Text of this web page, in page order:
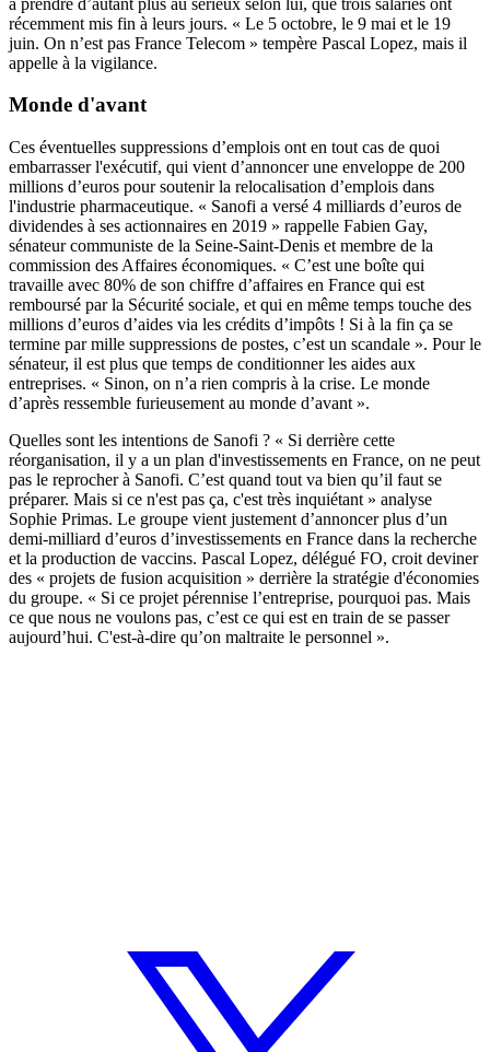
récemment mis fin à leurs jours. « Le 5 octobre, le 9 mai et le 19
juin. On n’est pas France Telecom » tempère Pascal Lopez, mais il
appelle à la vigilance.
Monde d'avant
Ces éventuelles suppressions d’emplois ont en tout cas de quoi
embarrasser l'exécutif, qui vient d’annoncerune enveloppe de 200
millions d’euros pour soutenir la relocalisation d’emplois dans
l'industrie pharmaceutique. « Sanofi a versé 4 milliards d’euros de
dividendes à ses actionnaires en 2019 » rappelle Fabien Gay,
sénateur communiste de la Seine-Saint-Denis et membre de la
commission des Affaires économiques. « C’est une boîte qui
travaille avec 80% de son chiffre d’affaires en France qui est
remboursé par la Sécurité sociale, et qui en même temps touche des
millions d’euros d’aides via les crédits d’impôts ! Si à la fin ça se
termine par mille suppressions de postes, c’est un scandale ». Pour le
sénateur, il est plus que temps de conditionner les aides aux
entreprises. « Sinon, on n’a rien compris à la crise. Le monde
d’après ressemble furieusement au monde d’avant ».
Quelles sont les intentions de Sanofi ? « Si derrière cette
réorganisation, il y a un plan d'investissements en France, on ne peut
pas le reprocher à Sanofi. C’est quand tout va bien qu’il faut se
préparer. Mais si ce n'est pas ça, c'est très inquiétant » analyse
Sophie Primas. Le groupe vient justement d’annoncer plus d’un
demi-milliard d’euros d’investissements en France dans la recherche
et la production de vaccins. Pascal Lopez, délégué FO, croit deviner
des « projets de fusion acquisition » derrière la stratégie d'économies
du groupe. « Si ce projet pérennise l’entreprise, pourquoi pas. Mais
ce que nous ne voulons pas, c’est ce qui est en train de se passer
aujourd’hui. C'est-à-dire qu’on maltraite le personnel ».